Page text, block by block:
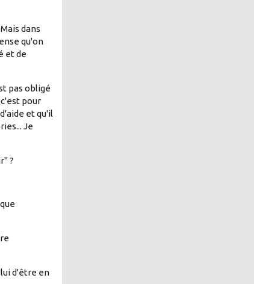
dans
qu'on
et de
pas obligé
pour
et qu'il
Je
?
d'être en